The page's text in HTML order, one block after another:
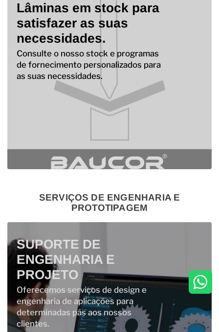
Lâminas em stock para
satisfazer as suas
necessidades.
Consulte o nosso stock e programas
de fornecimento personalizados para
as suas necessidades.
SERVIÇOS DE ENGENHARIA E
PROTOTIPAGEM
SUPORTE DE
ENGENHARIA E
PROJETO
Oferecemos serviços de design e
engenharia de aplicações para
determinadas pás aos nossos
clientes.